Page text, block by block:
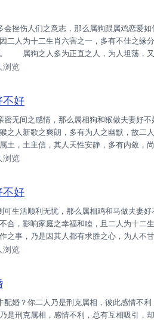
二人为十二生肖六害之一，多有不佳之缘
属狗之人多为正直之人，为人坦荡，
之感受，友人之困亦可慷慨解囊，未有
浏览
不好
之人新歌之爽朗，多有为人之幽默，故二
，土主信，其人天性安静，多有内敛，
，待人之真心，多可换他人之真心相待
浏览
不好
合，影响家庭之幸福和睦，且二人为十二
事，乃是因其人都有求胜之心，为人不
，故事业之事多有费心劳神。 属相马与
浏览
是刑克属相，感情不利，总有互相吸引